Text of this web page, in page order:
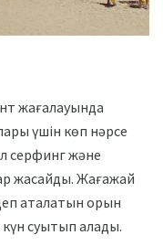
жағалауында
үшін көп нәрсе
серфинг және
жасайды. Жағажай
аталатын орын
күн суытып алады.